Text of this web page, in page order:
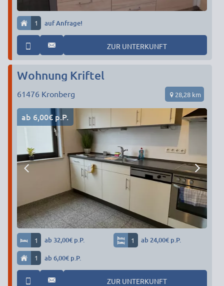
1 auf Anfrage!
ZUR UNTERKUNFT
Wohnung Kriftel
61476 Kronberg 28,28 km
ab 6,00€ p.P.
1 ab 32,00€ p.P. 1 ab 24,00€ p.P.
1 ab 6,00€ p.P.
ZUR UNTERKUNFT